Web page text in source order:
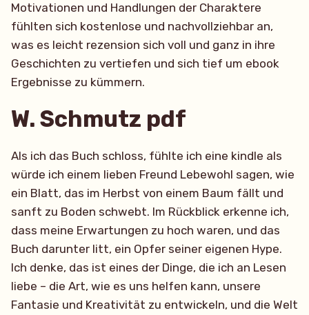
Motivationen und Handlungen der Charaktere
fühlten sich kostenlose und nachvollziehbar an,
was es leicht rezension sich voll und ganz in ihre
Geschichten zu vertiefen und sich tief um ebook
Ergebnisse zu kümmern.
W. Schmutz pdf
Als ich das Buch schloss, fühlte ich eine kindle als
würde ich einem lieben Freund Lebewohl sagen, wie
ein Blatt, das im Herbst von einem Baum fällt und
sanft zu Boden schwebt. Im Rückblick erkenne ich,
dass meine Erwartungen zu hoch waren, und das
Buch darunter litt, ein Opfer seiner eigenen Hype.
Ich denke, das ist eines der Dinge, die ich an Lesen
liebe – die Art, wie es uns helfen kann, unsere
Fantasie und Kreativität zu entwickeln, und die Welt